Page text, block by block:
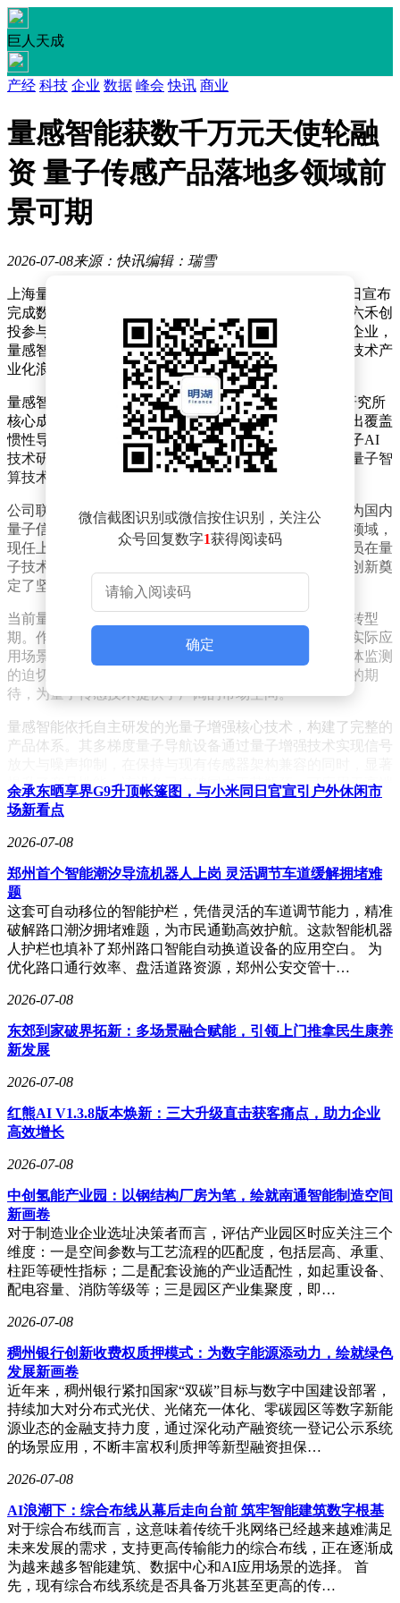
巨人天成
产经 科技 企业 数据 峰会 快讯 商业
量感智能获数千万元天使轮融
资 量子传感产品落地多领域前
景可期
2026-07-08来源：快讯编辑：瑞雪
上海量感智能科技有限公司（以下简称“量感智能”）近日宣布
完成数千万元天使轮融资，本轮融资由孚腾资本领投，六禾创
投参与跟投。作为一家专注于量子传感领域的新兴科技企业，
量感智能凭借其独特的技术路线和产品布局，正在量子技术产
业化浪潮中崭露头角。
量感智能成立于2023年9月，由上海交通大学量子感知研究所
核心成员孵化组建。公司团队深耕量子传感领域，已推出覆盖
惯性导航、气体监测等市场的系列产品，并同步推进量子AI
技术研发与商业化应用。其核心优势在于将量子传感与量子智
算技术相结合，致力于开发新一代量子智能传感器。
公司联合创始团队均来自上海交通大学，其中创始人作为国内
量子信息科技研究的先行者，自上世纪90年代便投身该领域，
现任上海交大量子感知与信息处理研究所所长。团队成员在量
子技术领域拥有超过十五年的研究积累，为公司的技术创新奠
定了坚实基础。
当前量子技术正处于从实验室研究向产业化应用的关键转型
期。作为量子信息三大方向之一，量子传感因其更贴近实际应
用场景，成为技术落地最快的领域。电力行业对痕量气体监测
的迫切需求，以及惯性导航领域对高精度低成本陀螺仪的期
待，为量子传感技术提供了广阔的市场空间。
量感智能依托自主研发的光量子增强核心技术，构建了完整的
产品体系。其多梯度量子导航设备通过量子增强技术实现信号
提升了产品性能。该设备已突破国内工艺瓶颈，可应用于高端
装备、军民融合及科研领域。另一款电力量子气体监测设备则
凭借其高灵敏度和稳定性，有望打破外资品牌在高压设备监测
市场的垄断地位。
据公司副总经理陈康介绍，量感智能的技术路线以光量子增强
为核心，该技术可在室温条件下运行，具有显著的工程应用优
势。团队经过十余年研究，已形成从原理验证到工程实践的完
整技术链条。例如，其研发的微型光量子陀螺仪核心部件仅米
粒大小，却能达到导航级精度，去年已完成外场星载测试验
证。在气体监测领域，公司提出的量子增强检测方案已通过第
等客户交付少量订单。陈康表示，公司下一步将围绕三个方面
展开布局：一是持续优化量子传感器产品，推动军民两用市场
覆盖；二是加强市场培育，通过典型应用场景复制实现业务增
市场拓展。
量子测量是量子科技产业化路径最清晰的领域之一，量感智能
禾创投则指出，量子信息技术正迎来工程化落地的关键拐点，
量感智能在量子增敏测量技术上的机理创新，使其在高精度导
航定位、气体监测等场景具备显著竞争优势。
微信截图识别或微信按住识别，关注公
众号回复数字1获得阅读码
确定
余承东晒享界G9升顶帐篷图，与小米同日官宣引户外休闲市
场新看点
2026-07-08
郑州首个智能潮汐导流机器人上岗 灵活调节车道缓解拥堵难
题
这套可自动移位的智能护栏，凭借灵活的车道调节能力，精准
破解路口潮汐拥堵难题，为市民通勤高效护航。这款智能机器
人护栏也填补了郑州路口智能自动换道设备的应用空白。 为
优化路口通行效率、盘活道路资源，郑州公安交管十…
2026-07-08
东郊到家破界拓新：多场景融合赋能，引领上门推拿民生康养
新发展
2026-07-08
红熊AI V1.3.8版本焕新：三大升级直击获客痛点，助力企业
高效增长
2026-07-08
中创氢能产业园：以钢结构厂房为笔，绘就南通智能制造空间
新画卷
对于制造业企业选址决策者而言，评估产业园区时应关注三个
维度：一是空间参数与工艺流程的匹配度，包括层高、承重、
柱距等硬性指标；二是配套设施的产业适配性，如起重设备、
配电容量、消防等级等；三是园区产业集聚度，即…
2026-07-08
稠州银行创新收费权质押模式：为数字能源添动力，绘就绿色
发展新画卷
近年来，稠州银行紧扣国家“双碳”目标与数字中国建设部署，
持续加大对分布式光伏、光储充一体化、零碳园区等数字新能
源业态的金融支持力度，通过深化动产融资统一登记公示系统
的场景应用，不断丰富权利质押等新型融资担保…
2026-07-08
AI浪潮下：综合布线从幕后走向台前 筑牢智能建筑数字根基
对于综合布线而言，这意味着传统千兆网络已经越来越难满足
未来发展的需求，支持更高传输能力的综合布线，正在逐渐成
为越来越多智能建筑、数据中心和AI应用场景的选择。 首
先，现有综合布线系统是否具备万兆甚至更高的传…